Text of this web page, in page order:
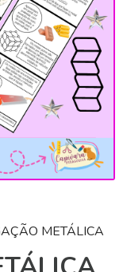
METÁLICA